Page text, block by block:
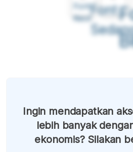
Font
Kecil
Font
Ingin mendapatkan
lebih banyak
ekonomis? Silakan